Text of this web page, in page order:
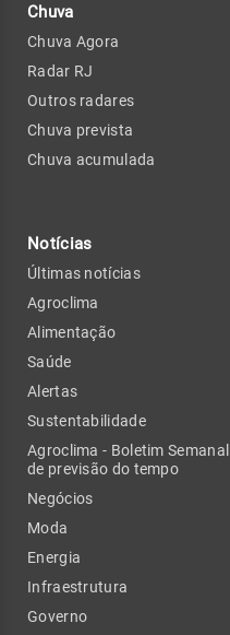
Chuva
Chuva Agora
Radar RJ
Outros radares
Chuva prevista
Chuva acumulada
Notícias
Últimas notícias
Agroclima
Alimentação
Saúde
Alertas
Sustentabilidade
Agroclima - Boletim Semanal
de previsão do tempo
Negócios
Moda
Energia
Infraestrutura
Governo